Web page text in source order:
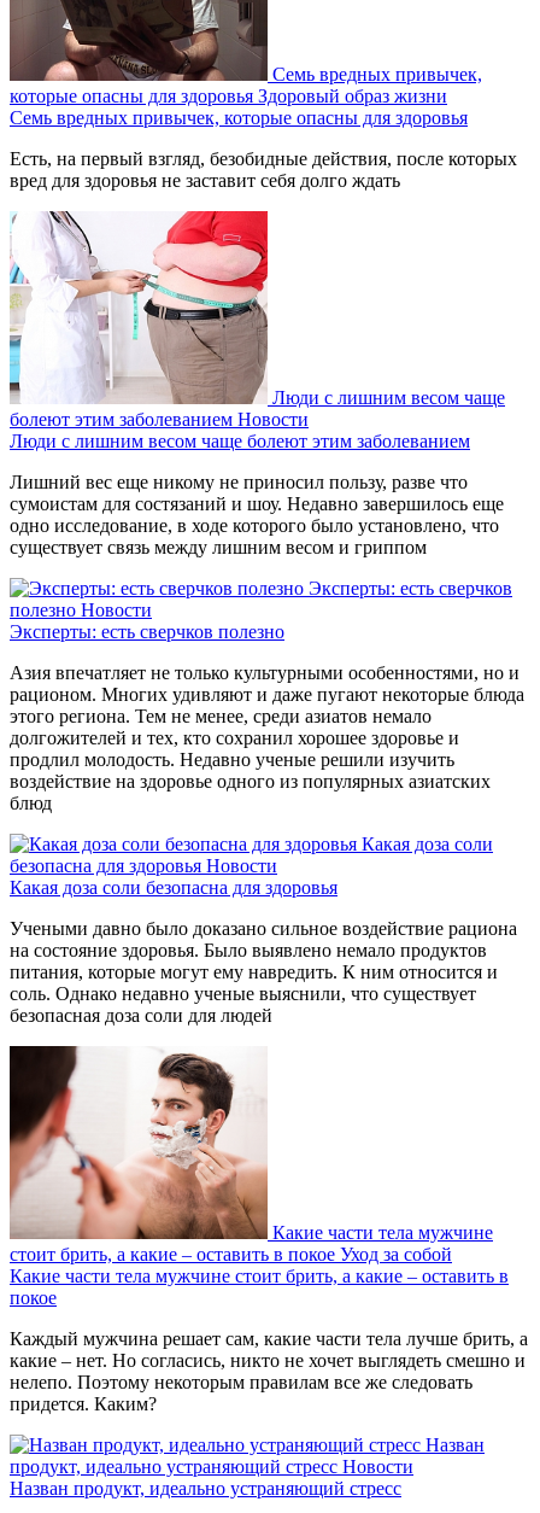
Семь вредных привычек,
которые опасны для здоровья Здоровый образ жизни
Семь вредных привычек, которые опасны для здоровья
Есть, на первый взгляд, безобидные действия, после которых
вред для здоровья не заставит себя долго ждать
Люди с лишним весом чаще
болеют этим заболеванием Новости
Люди с лишним весом чаще болеют этим заболеванием
Лишний вес еще никому не приносил пользу, разве что
сумоистам для состязаний и шоу. Недавно завершилось еще
одно исследование, в ходе которого было установлено, что
существует связь между лишним весом и гриппом
Эксперты: есть сверчков
полезно Новости
Эксперты: есть сверчков полезно
Азия впечатляет не только культурными особенностями, но и
рационом. Многих удивляют и даже пугают некоторые блюда
этого региона. Тем не менее, среди азиатов немало
долгожителей и тех, кто сохранил хорошее здоровье и
продлил молодость. Недавно ученые решили изучить
воздействие на здоровье одного из популярных азиатских
блюд
Какая доза соли
безопасна для здоровья Новости
Какая доза соли безопасна для здоровья
Учеными давно было доказано сильное воздействие рациона
на состояние здоровья. Было выявлено немало продуктов
питания, которые могут ему навредить. К ним относится и
соль. Однако недавно ученые выяснили, что существует
безопасная доза соли для людей
Какие части тела мужчине
стоит брить, а какие – оставить в покое Уход за собой
Какие части тела мужчине стоит брить, а какие – оставить в
покое
Каждый мужчина решает сам, какие части тела лучше брить, а
какие – нет. Но согласись, никто не хочет выглядеть смешно и
нелепо. Поэтому некоторым правилам все же следовать
придется. Каким?
Назван
продукт, идеально устраняющий стресс Новости
Назван продукт, идеально устраняющий стресс